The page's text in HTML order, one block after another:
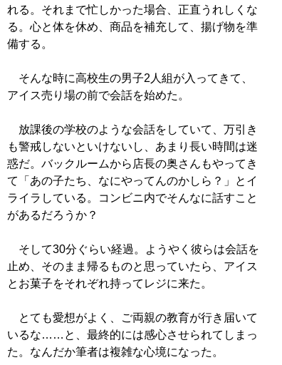
れる。それまで忙しかった場合、正直うれしくな
る。心と体を休め、商品を補充して、揚げ物を準
備する。
そんな時に高校生の男子2人組が入ってきて、
アイス売り場の前で会話を始めた。
放課後の学校のような会話をしていて、万引き
も警戒しないといけないし、あまり長い時間は迷
惑だ。バックルームから店長の奥さんもやってき
て「あの子たち、なにやってんのかしら？」とイ
ライラしている。コンビニ内でそんなに話すこと
があるだろうか？
そして30分ぐらい経過。ようやく彼らは会話を
止め、そのまま帰るものと思っていたら、アイス
とお菓子をそれぞれ持ってレジに来た。
とても愛想がよく、ご両親の教育が行き届いて
いるな……と、最終的には感心させられてしまっ
た。なんだか筆者は複雑な心境になった。